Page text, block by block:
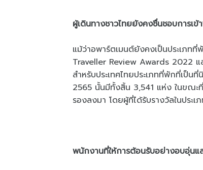
ผู้เดินทางชาวไทยยังคงชื่นชอบการเข้
แม้ว่าอพาร์ตเมนต์ยังคงเป็นประเภท
Traveller Review Awards 2022 แ
สำหรับประเทศไทยประเภทที่พักที่เป็น
2565 นั้นมีทั้งสิ้น 3,541 แห่ง ในขณ
รองลงมา โดยผู้ที่ได้รับรางวัลในประ
พนักงานที่ให้การต้อนรับอย่างอบอุ่นแ